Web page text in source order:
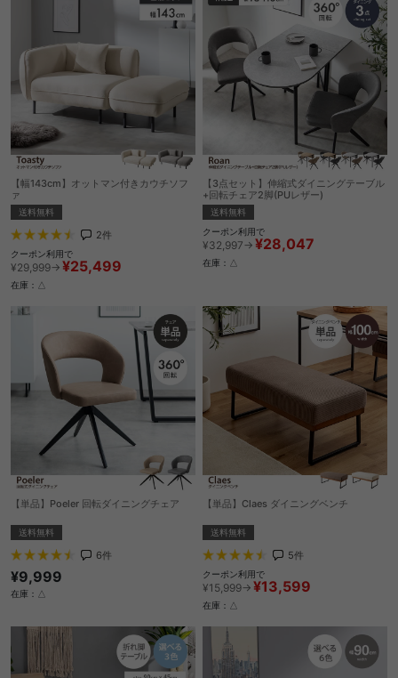
【幅143cm】オットマン付きカウチソフ
ァ
送料無料
2件
クーポン利用で
¥29,999→ ¥25,499
在庫：△
【3点セット】伸縮式ダイニングテーブル
+回転チェア2脚(PUレザー)
送料無料
クーポン利用で
¥32,997→ ¥28,047
在庫：△
【単品】Poeler 回転ダイニングチェア
送料無料
6件
¥9,999
在庫：△
【単品】Claes ダイニングベンチ
送料無料
5件
クーポン利用で
¥15,999→ ¥13,599
在庫：△